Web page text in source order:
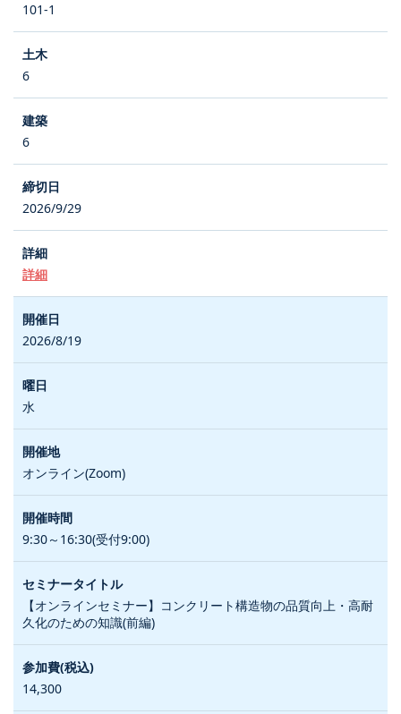
101-1
6
6
2026/9/29
詳細
2026/8/19
水
オンライン(Zoom)
9:30～16:30(受付9:00)
【オンラインセミナー】コンクリート構造物の品質向上・高耐
久化のための知識(前編)
14,300